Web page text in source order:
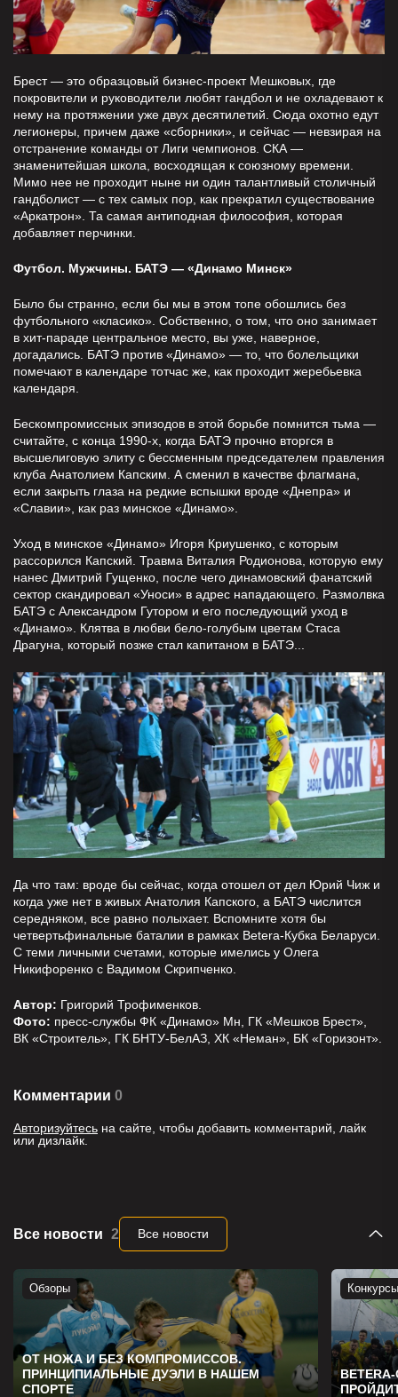
Брест — это образцовый бизнес-проект Мешковых, где
покровители и руководители любят гандбол и не охладевают к
нему на протяжении уже двух десятилетий. Сюда охотно едут
легионеры, причем даже «сборники», и сейчас — невзирая на
отстранение команды от Лиги чемпионов. СКА —
знаменитейшая школа, восходящая к союзному времени.
Мимо нее не проходит ныне ни один талантливый столичный
гандболист — с тех самых пор, как прекратил существование
«Аркатрон». Та самая антиподная философия, которая
добавляет перчинки.
Футбол. Мужчины. БАТЭ — «Динамо Минск»
Было бы странно, если бы мы в этом топе обошлись без
футбольного «класико». Собственно, о том, что оно занимает
в хит-параде центральное место, вы уже, наверное,
догадались. БАТЭ против «Динамо» — то, что болельщики
помечают в календаре тотчас же, как проходит жеребьевка
календаря.
Бескомпромиссных эпизодов в этой борьбе помнится тьма —
считайте, с конца 1990-х, когда БАТЭ прочно вторгся в
высшелиговую элиту с бессменным председателем правления
клуба Анатолием Капским. А сменил в качестве флагмана,
если закрыть глаза на редкие вспышки вроде «Днепра» и
«Славии», как раз минское «Динамо».
Уход в минское «Динамо» Игоря Криушенко, с которым
рассорился Капский. Травма Виталия Родионова, которую ему
нанес Дмитрий Гущенко, после чего динамовский фанатский
сектор скандировал «Уноси» в адрес нападающего. Размолвка
БАТЭ с Александром Гутором и его последующий уход в
«Динамо». Клятва в любви бело-голубым цветам Стаса
Драгуна, который позже стал капитаном в БАТЭ...
Да что там: вроде бы сейчас, когда отошел от дел Юрий Чиж и
когда уже нет в живых Анатолия Капского, а БАТЭ числится
середняком, все равно полыхает. Вспомните хотя бы
четвертьфинальные баталии в рамках Betera-Кубка Беларуси.
С теми личными счетами, которые имелись у Олега
Никифоренко с Вадимом Скрипченко.
Автор: Григорий Трофименков.
Фото: пресс-службы ФК «Динамо» Мн, ГК «Мешков Брест»,
ВК «Строитель», ГК БНТУ-БелАЗ, ХК «Неман», БК «Горизонт».
Комментарии 0
Авторизуйтесь на сайте, чтобы добавить комментарий, лайк
или дизлайк.
Все новости 2 Все новости
Обзоры
ОТ НОЖА И БЕЗ КОМПРОМИССОВ.
ПРИНЦИПИАЛЬНЫЕ ДУЭЛИ В НАШЕМ
СПОРТЕ